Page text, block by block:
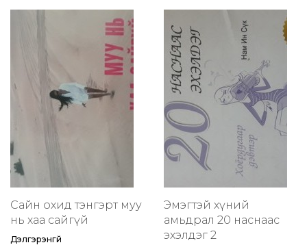
Сайн охид тэнгэрт муу
нь хаа сайгүй
Дэлгэрэнгүй
Эмэгтэй хүний
амьдрал 20 наснаас
эхэлдэг 2